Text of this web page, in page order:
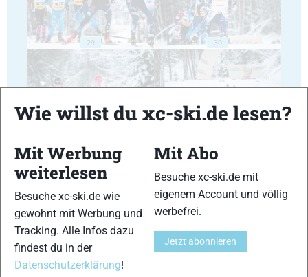
29 30
34
Wie willst du xc-ski.de lesen?
Mit Werbung
weiterlesen
Besuche xc-ski.de wie
gewohnt mit Werbung und
Tracking. Alle Infos dazu
findest du in der
Datenschutzerklärung!
Mit Abo
Besuche xc-ski.de mit
eigenem Account und völlig
werbefrei.
Jetzt abonnieren